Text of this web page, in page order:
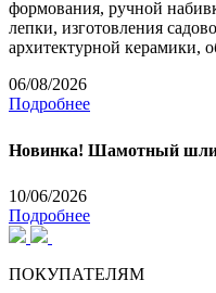
формования, ручной
лепки, изготовления
архитектурной керамики,
06/08/2026
Подробнее
Новинка! Шамотный
10/06/2026
Подробнее
ПОКУПАТЕЛЯМ